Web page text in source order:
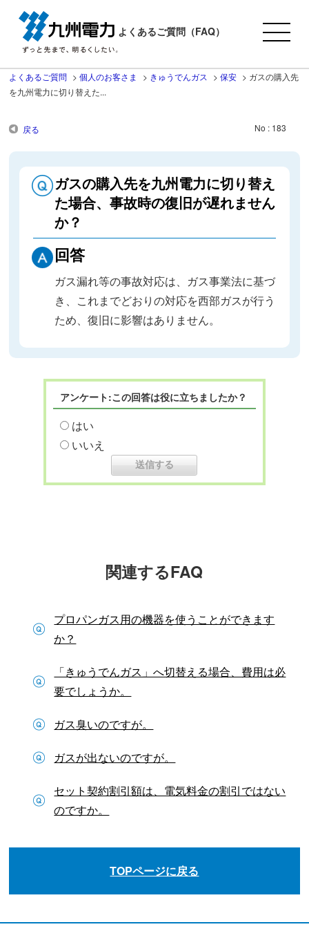
よくあるご質問（FAQ）
よくあるご質問 >個人のお客さま > きゅうでんガス >保安 > ガスの購入先
を九州電力に切り替えた...
戻る No : 183
ガスの購入先を九州電力に切り替え
た場合、事故時の復旧が遅れません
か？
回答
ガス漏れ等の事故対応は、ガス事業法に基づ
き、これまでどおりの対応を西部ガスが行う
ため、復旧に影響はありません。
アンケート:この回答は役に立ちましたか？
はい
いいえ
関連するFAQ
プロパンガス用の機器を使うことができます
か？
「きゅうでんガス」へ切替える場合、費用は必
要でしょうか。
ガス臭いのですが。
ガスが出ないのですが。
セット契約割引額は、電気料金の割引ではない
のですか。
TOPページに戻る